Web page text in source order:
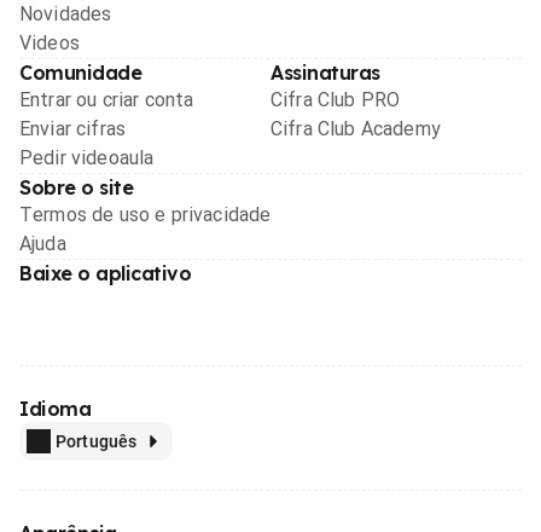
Novidades
Videos
Comunidade
Entrar ou criar conta
Enviar cifras
Pedir videoaula
Assinaturas
Cifra Club PRO
Cifra Club Academy
Sobre o site
Termos de uso e privacidade
Ajuda
Baixe o aplicativo
Idioma
Português